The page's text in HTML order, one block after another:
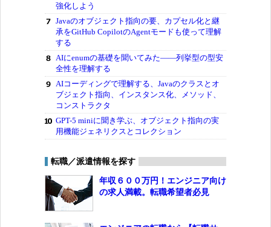
強化しよう
Javaのオブジェクト指向の要、カプセル化と継
承をGitHub CopilotのAgentモードも使って理解
する
AIにenumの基礎を聞いてみた――列挙型の型安
全性を理解する
AIコーディングで理解する、Javaのクラスとオ
ブジェクト指向、インスタンス化、メソッド、
コンストラクタ
GPT-5 miniに聞き学ぶ、オブジェクト指向の実
用機能ジェネリクスとコレクション
転職／派遣情報を探す
年収６００万円！エンジニア向け
の求人満載。転職希望者必見